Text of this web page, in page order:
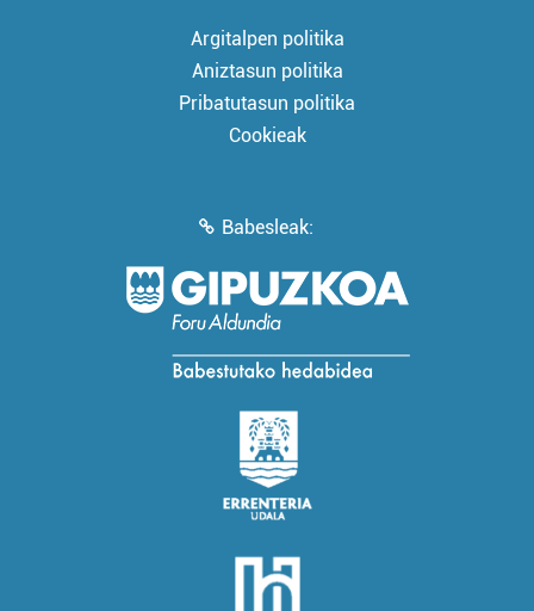
Argitalpen politika
Aniztasun politika
Pribatutasun politika
Cookieak
Babesleak: